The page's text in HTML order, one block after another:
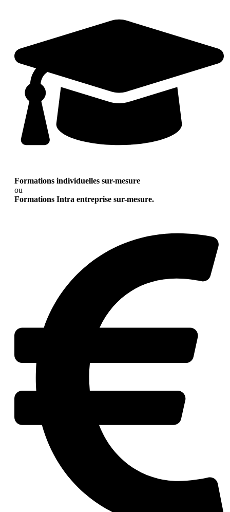
Formations individuelles sur-mesure
ou
Formations Intra entreprise sur-mesure.